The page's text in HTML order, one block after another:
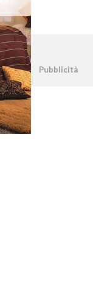
Pubblicità